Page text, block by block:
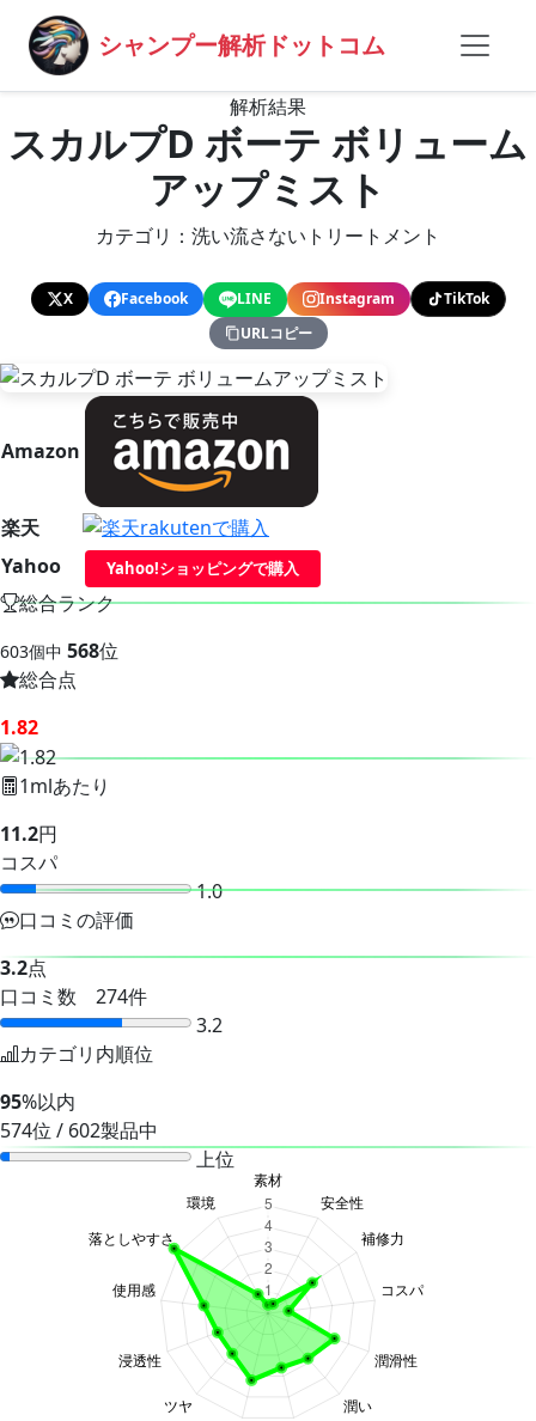
シャンプー解析ドットコム
解析結果
スカルプD ボーテ ボリューム
アップミスト
カテゴリ：洗い流さないトリートメント
X Facebook LINE Instagram
TikTok
URLコピー
Amazon
楽天
Yahoo
Yahoo!ショッピングで購入
総合ランク
603個中 568位
総合点
1.82
1mlあたり
11.2円
コスパ
1.0
口コミの評価
3.2点
口コミ数 274件
3.2
カテゴリ内順位
95%以内
574位 / 602製品中
上位